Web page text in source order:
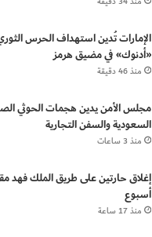
الإمارات تُدين استهداف الحرس الثوري
«أدنوك» في مضيق هرمز
منذ 46 دقيقة
مجلس الأمن يدين هجمات الحوثي
السعودية والسفن التجارية
منذ 3 ساعات
إغلاق حارتين على طريق الملك فهد
أسبوع
منذ 17 ساعة